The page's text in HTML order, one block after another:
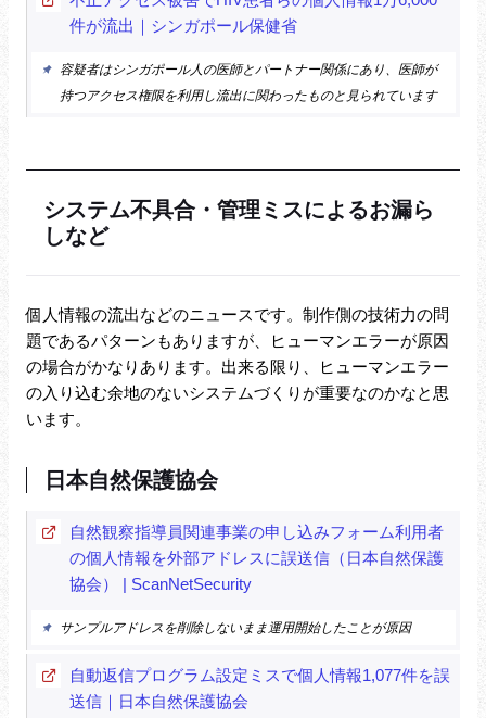
件が流出｜シンガポール保健省
容疑者はシンガポール人の医師とパートナー関係にあり、医師が
持つアクセス権限を利用し流出に関わったものと見られています
システム不具合・管理ミスによるお漏ら
しなど
個人情報の流出などのニュースです。制作側の技術力の問
題であるパターンもありますが、ヒューマンエラーが原因
の場合がかなりあります。出来る限り、ヒューマンエラー
の入り込む余地のないシステムづくりが重要なのかなと思
います。
日本自然保護協会
自然観察指導員関連事業の申し込みフォーム利用者
の個人情報を外部アドレスに誤送信（日本自然保護
協会） | ScanNetSecurity
サンプルアドレスを削除しないまま運用開始したことが原因
自動返信プログラム設定ミスで個人情報1,077件を誤
送信｜日本自然保護協会